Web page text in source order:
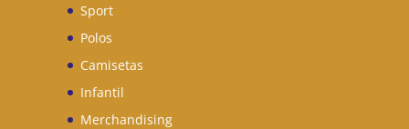
Sport
Polos
Camisetas
Infantil
Merchandising